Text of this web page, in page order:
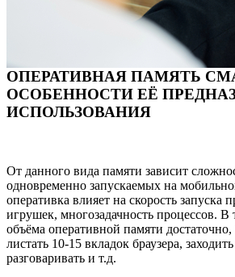
ОПЕРАТИВНАЯ ПАМЯТЬ
ОСОБЕННОСТИ ЕЁ
ИСПОЛЬЗОВАНИЯ
От данного вида памяти зависит
одновременно запускаемых на
оперативка влияет на скорость запуска
игрушек, многозадачность процессов. В
объёма оперативной памяти
листать 10-15 вкладок браузера,
разговаривать и т.д.